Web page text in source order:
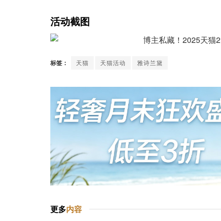
活动截图
标签： 天猫 天猫活动 雅诗兰黛
更多内容